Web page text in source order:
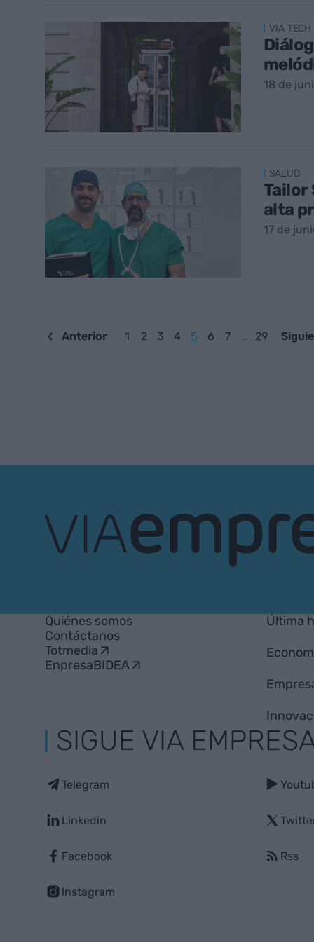
VIA TECH
18 de
SALUD
Tailor
alta
17 de
Anterior 1 2 3 4 5 6 7 … 29
Quiénes somos
Contáctanos
Totmedia
EnpresaBIDEA
Última
SIGUE VIA
Telegram
Linkedin
Facebook
Instagram
Rss